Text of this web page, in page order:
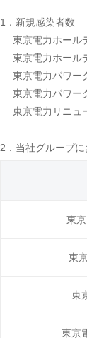
1．新規感染者数
東京電力ホー
東京電力ホー
東京電力パワ
東京電力パワ
東京電力リニ
2．当社グループ
東
東
東
東京